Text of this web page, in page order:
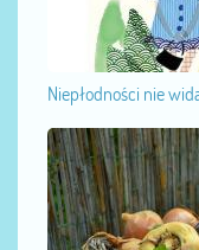
Niepłodności nie